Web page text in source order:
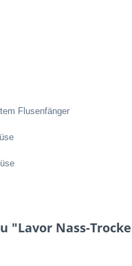
Flusenfänger
Nass-